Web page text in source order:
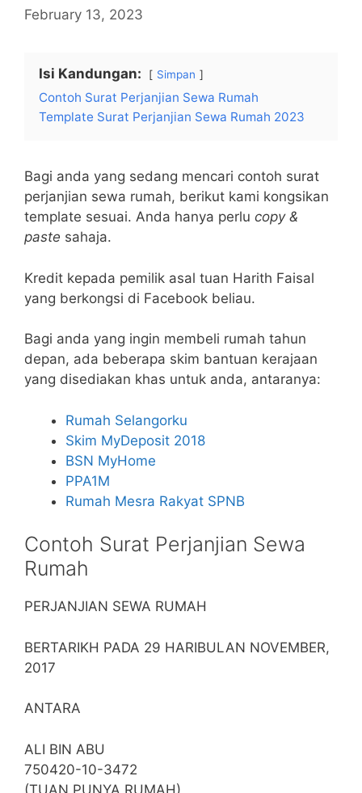
February 13, 2023
Isi Kandungan: Simpan
Contoh Surat Perjanjian Sewa Rumah
Template Surat Perjanjian Sewa Rumah 2023
Bagi anda yang sedang mencari contoh surat
perjanjian sewa rumah, berikut kami kongsikan
template sesuai. Anda hanya perlu copy &
paste sahaja.
Kredit kepada pemilik asal tuan Harith Faisal
yang berkongsi di Facebook beliau.
Bagi anda yang ingin membeli rumah tahun
depan, ada beberapa skim bantuan kerajaan
yang disediakan khas untuk anda, antaranya:
Rumah Selangorku
Skim MyDeposit 2018
BSN MyHome
PPA1M
Rumah Mesra Rakyat SPNB
Contoh Surat Perjanjian Sewa
Rumah
PERJANJIAN SEWA RUMAH
BERTARIKH PADA 29 HARIBULAN NOVEMBER,
2017
ANTARA
ALI BIN ABU
750420-10-3472
(TUAN PUNYA RUMAH)